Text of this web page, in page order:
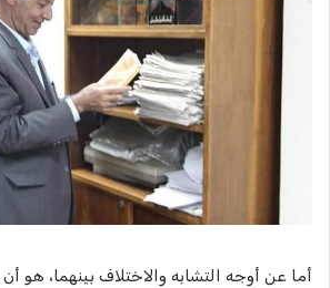
أما عن أوجه التشابه والاختلاف بينهما، هو